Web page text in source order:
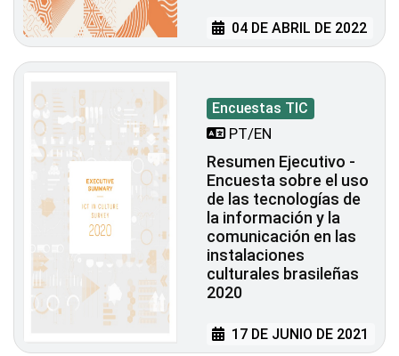
04 DE ABRIL DE 2022
Encuestas TIC
PT/EN
Resumen Ejecutivo -
Encuesta sobre el uso
de las tecnologías de
la información y la
comunicación en las
instalaciones
culturales brasileñas
2020
17 DE JUNIO DE 2021